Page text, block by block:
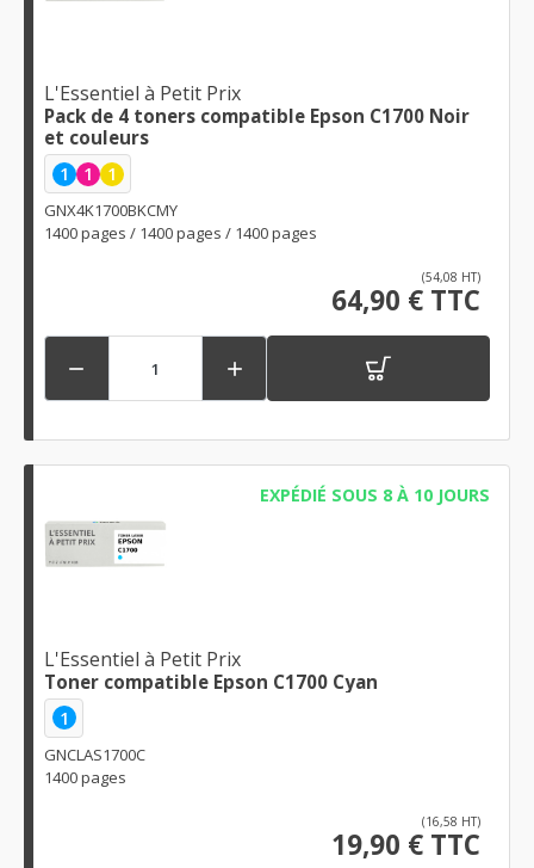
L'Essentiel à Petit Prix
Pack de 4 toners compatible Epson C1700 Noir
et couleurs
1 1 1
GNX4K1700BKCMY
1400 pages / 1400 pages / 1400 pages
(54,08 HT)
64,90 € TTC
 
EXPÉDIÉ SOUS 8 À 10 JOURS
L'Essentiel à Petit Prix
Toner compatible Epson C1700 Cyan
1
GNCLAS1700C
1400 pages
(16,58 HT)
19,90 € TTC